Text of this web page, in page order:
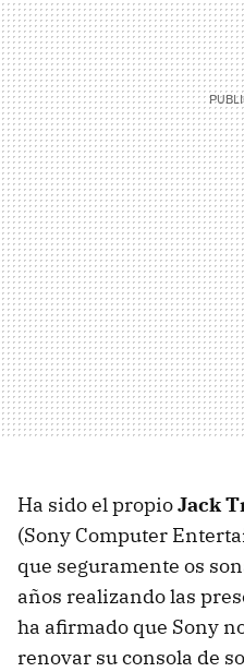
Ha sido el propioJack
(Sony Computer
que seguramente os
años realizando las
ha afirmado que Sony
renovar su consola de